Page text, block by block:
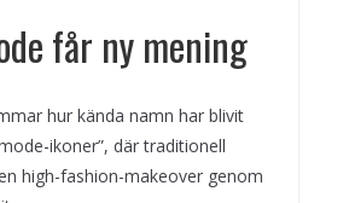
får ny mening
hur kända namn har blivit
ikoner”, där traditionell
high-fashion-makeover genom